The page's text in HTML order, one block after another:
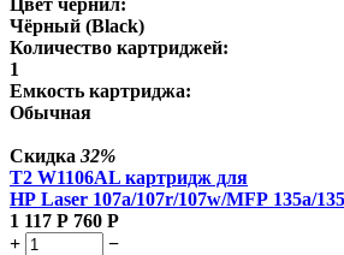
Чёрный (Black)
Количество картриджей:
1
Емкость картриджа:
Обычная
Скидка 32%
T2 W1106AL картридж для
HP Laser 107a/107r/107w/MFP 135a/
1 117 Р 760 Р
+
−